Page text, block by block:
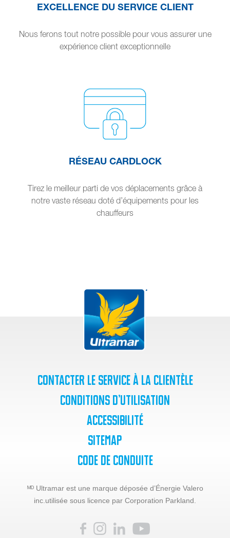
EXCELLENCE DU SERVICE CLIENT
Nous ferons tout notre possible pour vous assurer une
expérience client exceptionnelle
RÉSEAU CARDLOCK
Tirez le meilleur parti de vos déplacements grâce à
notre vaste réseau doté d’équipements pour les
chauffeurs
Contacter le service à la clientèle
Conditions d’utilisation
Accessibilité
SiteMap
Code de Conduite
ᴹᴰ Ultramar est une marque déposée d’Énergie Valero
inc. utilisée sous licence par Corporation Parkland.